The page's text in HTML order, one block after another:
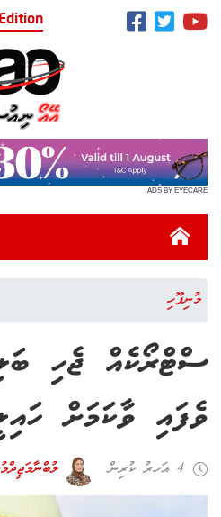
ADS BY EYECARE
މުނިފޫހި
ސްޓްރޯކެއް ޖެހި
ވެފައި ވާކަމަށް
4 އަހރު ކުރިން ލުބްނާ މަޖީދް